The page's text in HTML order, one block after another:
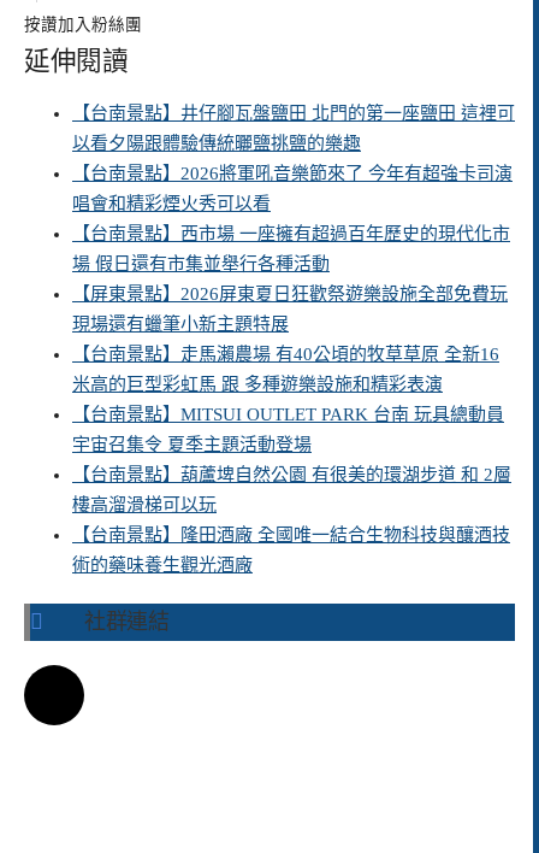
按讚加入粉絲團
延伸閱讀
【台南景點】井仔腳瓦盤鹽田 北門的第一座鹽田 這裡可
以看夕陽跟體驗傳統曬鹽挑鹽的樂趣
【台南景點】2026將軍吼音樂節來了 今年有超強卡司演
唱會和精彩煙火秀可以看
【台南景點】西市場 一座擁有超過百年歷史的現代化市
場 假日還有市集並舉行各種活動
【屏東景點】2026屏東夏日狂歡祭遊樂設施全部免費玩
現場還有蠟筆小新主題特展
【台南景點】走馬瀨農場 有40公頃的牧草草原 全新16
米高的巨型彩虹馬 跟 多種遊樂設施和精彩表演
【台南景點】MITSUI OUTLET PARK 台南 玩具總動員
宇宙召集令 夏季主題活動登場
【台南景點】葫蘆埤自然公園 有很美的環湖步道 和 2層
樓高溜滑梯可以玩
【台南景點】隆田酒廠 全國唯一結合生物科技與釀酒技
術的藥味養生觀光酒廠
社群連結